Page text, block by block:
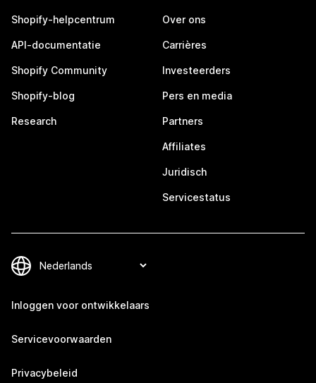
Shopify-helpcentrum
API-documentatie
Shopify Community
Shopify-blog
Research
Over ons
Carrières
Investeerders
Pers en media
Partners
Affiliates
Juridisch
Servicestatus
Inloggen voor ontwikkelaars
Servicevoorwaarden
Privacybeleid